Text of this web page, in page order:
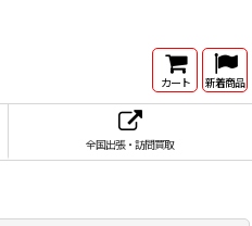
カート 新着商品
全国出張・訪問買取